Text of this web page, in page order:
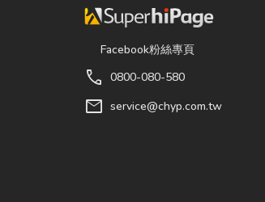
色的...
Facebook粉絲專頁
call 0800-080-580
mail service@chyp.com.tw